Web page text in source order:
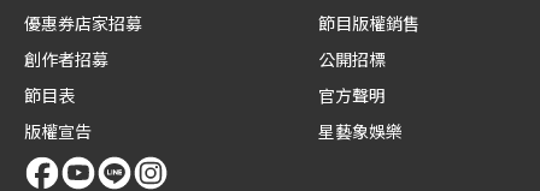
優惠券店家招募
創作者招募
節目表
版權宣告
節目版權銷售
公開招標
官方聲明
星藝象娛樂